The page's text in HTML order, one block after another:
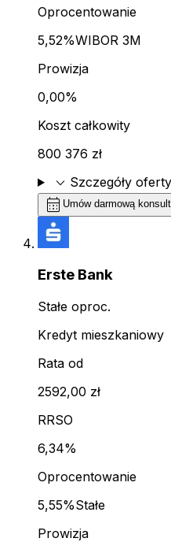
Oprocentowanie
5,52%WIBOR 3M
Prowizja
0,00%
Koszt całkowity
800 376 zł
expand_more Szczegóły oferty
calendar_month Umów darmową
Erste Bank
Stałe oproc.
Kredyt mieszkaniowy
Rata od
2592,00 zł
RRSO
6,34%
Oprocentowanie
5,55%Stałe
Prowizja